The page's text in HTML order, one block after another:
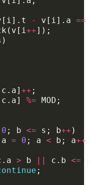
[ i]. t - v [ i]. a ==
( v [ i++]);
)
c . a] ++ ;
c . a] %= MOD ;
0 ; b <= s ; b++ )
a = 0 ; a < b ; a++
. a > b || c . b <=
;